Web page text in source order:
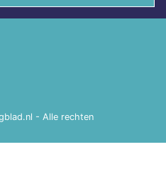
- Alle rechten